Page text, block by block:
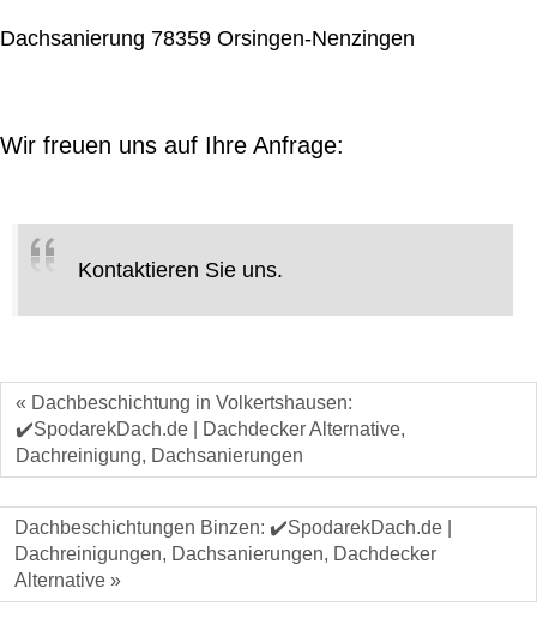
Dachsanierung 78359 Orsingen-Nenzingen
Wir freuen uns auf Ihre Anfrage:
Kontaktieren Sie uns.
« Dachbeschichtung in Volkertshausen:
✔️SpodarekDach.de | Dachdecker Alternative,
Dachreinigung, Dachsanierungen
Dachbeschichtungen Binzen: ✔️SpodarekDach.de |
Dachreinigungen, Dachsanierungen, Dachdecker
Alternative »